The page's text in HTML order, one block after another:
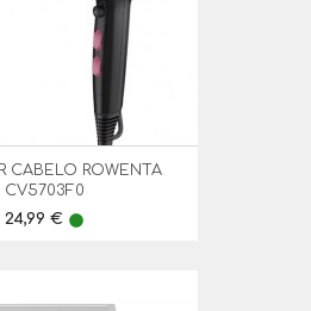
CABELO ROWENTA
CV5703F0
Preço
24,99 € lens